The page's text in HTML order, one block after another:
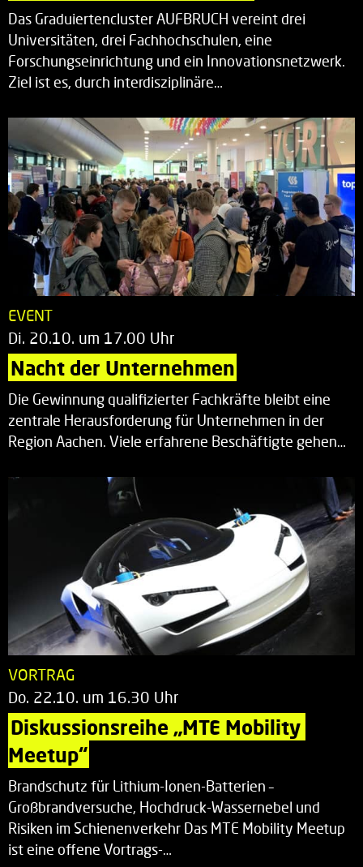
Das Graduiertencluster AUFBRUCH vereint drei
Universitäten, drei Fachhochschulen, eine
Forschungseinrichtung und ein Innovationsnetzwerk.
Ziel ist es, durch interdisziplinäre…
EVENT
Di. 20.10. um 17.00 Uhr
Nacht der Unternehmen
Die Gewinnung qualifizierter Fachkräfte bleibt eine
zentrale Herausforderung für Unternehmen in der
Region Aachen. Viele erfahrene Beschäftigte gehen…
VORTRAG
Do. 22.10. um 16.30 Uhr
Diskussionsreihe „MTE Mobility
Meetup“
Brandschutz für Lithium-Ionen-Batterien –
Großbrandversuche, Hochdruck-Wassernebel und
Risiken im Schienenverkehr Das MTE Mobility Meetup
ist eine offene Vortrags-…